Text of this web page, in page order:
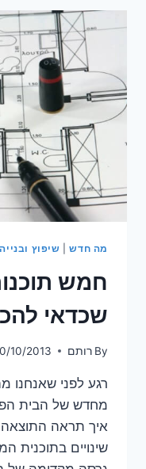
מה חדש| שיפוץ ובנייה
חמש
שכדאי
By רותם 10/2013
רגע לפני שאנחנו
מחדש של הבית
איך תראה
שינויים בתוכנית